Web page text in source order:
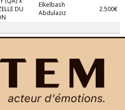
DU
Elkelbash
Abdulaziz
2.500€